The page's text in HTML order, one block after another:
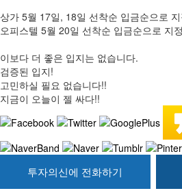
상가 5월 17일, 18일 선착순 입금순으로
오피스텔 5월 20일 선착순 입금순으로 지
이보다 더 좋은 입지는 없습니다.
검증된 입지!
고민하실 필요 없습니다!!
지금이 오늘이 젤 싸다!!
투자의신에 전화하기